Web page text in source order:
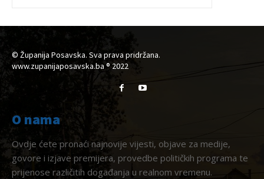
© Županija Posavska. Sva prava pridržana.
www.zupanijaposavska.ba ® 2022
O nama
Ovdje ćete pronaći najnovije vijesti, objave za medije,
govore i izjave premijera, provedbe političkih programa te
prijenose različitih događanja u realnom vremenu.